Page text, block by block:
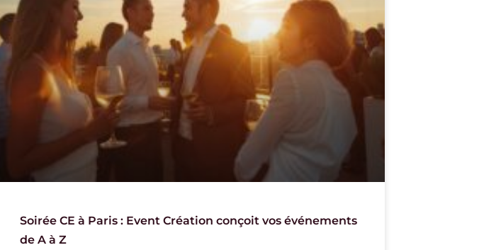
Soirée CE à Paris : Event Création conçoit vos événements
de A à Z